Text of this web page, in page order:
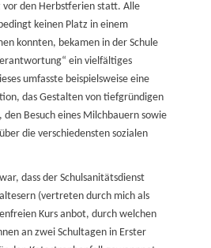
vor den Herbstferien statt. Alle
keinen Platz in einem
konnten, bekamen in der Schule
ein vielfältiges
umfasste beispielsweise eine
das Gestalten von tiefgründigen
den Besuch eines Milchbauern sowie
die verschiedensten sozialen
dass der Schulsanitätsdienst
(vertreten durch mich als
Kurs anbot, durch welchen
an zwei Schultagen in Erster